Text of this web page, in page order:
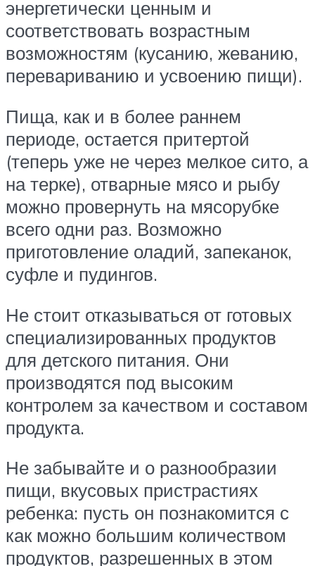
энергетически ценным и
соответствовать возрастным
возможностям (кусанию, жеванию,
перевариванию и усвоению пищи).
Пища, как и в более раннем
периоде, остается притертой
(теперь уже не через мелкое сито, а
на терке), отварные мясо и рыбу
можно провернуть на мясорубке
всего одни раз. Возможно
приготовление оладий, запеканок,
суфле и пудингов.
Не стоит отказываться от готовых
специализированных продуктов
для детского питания. Они
производятся под высоким
контролем за качеством и составом
продукта.
Не забывайте и о разнообразии
пищи, вкусовых пристрастиях
ребенка: пусть он познакомится с
как можно большим количеством
продуктов, разрешенных в этом